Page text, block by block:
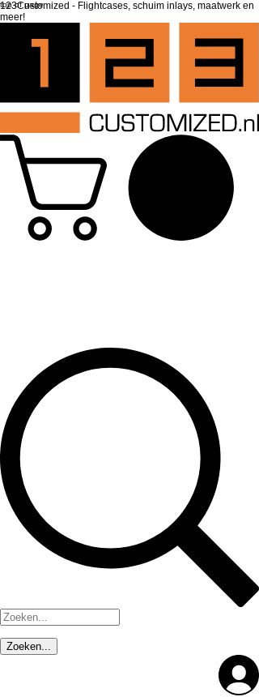
top of page
123Customized - Flightcases, schuim inlays, maatwerk en
meer!